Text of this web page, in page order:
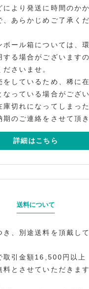
より発送に時間のか
、あらかじめご了承く
ール箱については、
する場合がございます
さいませ。
しているため、稀に
っている場合がござい
庫切れになってしまっ
のご連絡をさせて頂き
詳細はこちら
送料について
き、別途送料を頂戴し
取引金額16,500円以上
とさせていただきます